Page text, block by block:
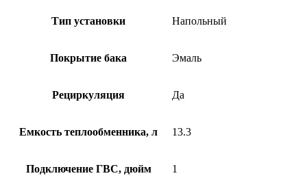
Тип установки Напольный
Покрытие бака Эмаль
Рециркуляция Да
Емкость теплообменника, л 13.3
Подключение ГВС, дюйм 1